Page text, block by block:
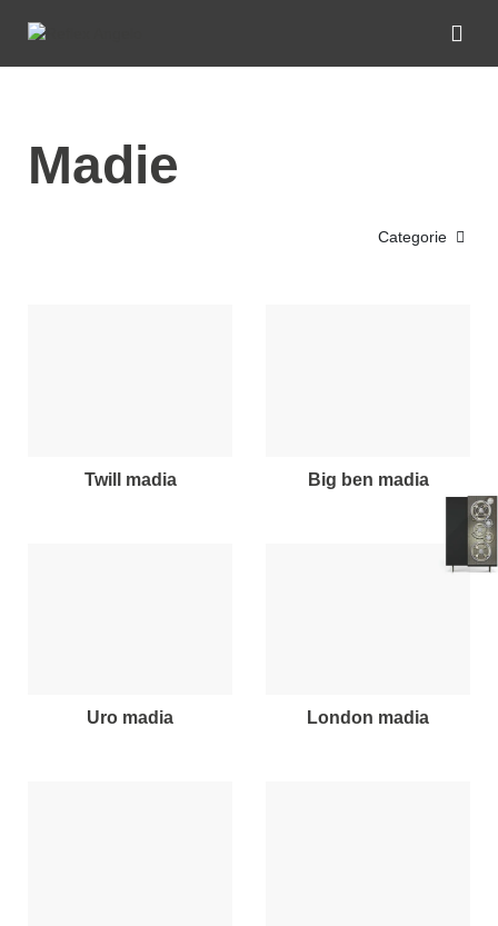
Madie
Categorie
twill madia big ben madia
uro madia london madia